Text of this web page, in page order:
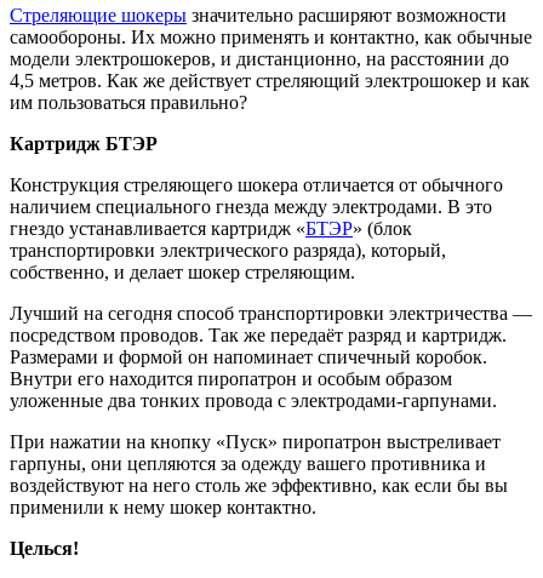
Стреляющие шокеры значительно расширяют возможности
самообороны. Их можно применять и контактно, как обычные
модели электрошокеров, и дистанционно, на расстоянии до
4,5 метров. Как же действует стреляющий электрошокер и как
им пользоваться правильно?
Картридж БТЭР
Конструкция стреляющего шокера отличается от обычного
наличием специального гнезда между электродами. В это
гнездо устанавливается картридж «БТЭР» (блок
транспортировки электрического разряда), который,
собственно, и делает шокер стреляющим.
Лучший на сегодня способ транспортировки электричества —
посредством проводов. Так же передаёт разряд и картридж.
Размерами и формой он напоминает спичечный коробок.
Внутри его находится пиропатрон и особым образом
уложенные два тонких провода с электродами-гарпунами.
При нажатии на кнопку «Пуск» пиропатрон выстреливает
гарпуны, они цепляются за одежду вашего противника и
воздействуют на него столь же эффективно, как если бы вы
применили к нему шокер контактно.
Целься!